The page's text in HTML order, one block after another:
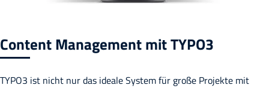
Content Management mit TYPO3
TYPO3 ist nicht nur das ideale System für große Projekte mit